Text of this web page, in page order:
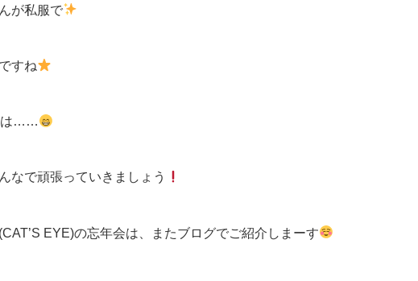
が私服で
すね
は……
なで頑張っていきましょう
EYE)の忘年会は、またブログでご紹介しまーす